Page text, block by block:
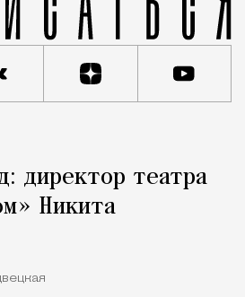
директор театра
Никита